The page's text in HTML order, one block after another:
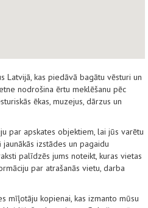
Latvijā, kas piedāvā bagātu vēsturi un
nodrošina ērtu meklēšanu pēc
ēkas, muzejus, dārzus un
par apskates objektiem, lai jūs varētu
izstādes un pagaidu
palīdzēs jums noteikt, kuras vietas
par atrašanās vietu, darba
mīļotāju kopienai, kas izmanto mūsu